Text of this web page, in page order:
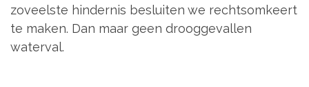
zoveelste hindernis besluiten we rechtsomkeert
te maken. Dan maar geen drooggevallen
waterval.